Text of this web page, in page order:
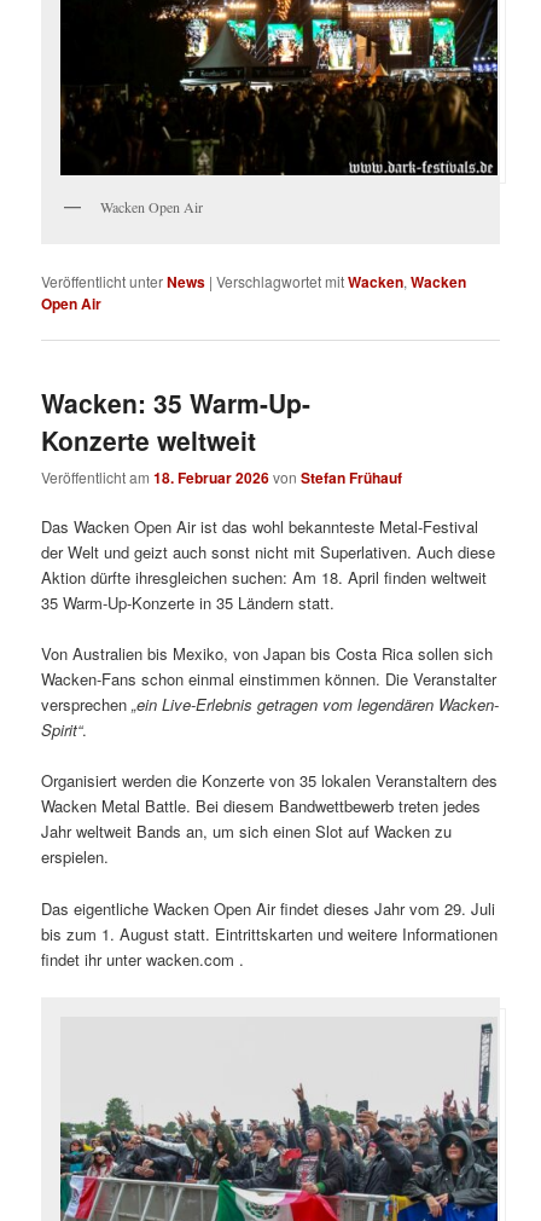
Wacken Open Air
Veröffentlicht unterNews |Verschlagwortet mitWacken,Wacken
Open Air
Wacken: 35 Warm-Up-
Konzerte weltweit
Veröffentlicht am18. Februar 2026vonStefan Frühauf
Das Wacken Open Air ist das wohl bekannteste Metal-Festival
der Welt und geizt auch sonst nicht mit Superlativen. Auch diese
Aktion dürfte ihresgleichen suchen: Am 18. April finden weltweit
35 Warm-Up-Konzerte in 35 Ländern statt.
Von Australien bis Mexiko, von Japan bis Costa Rica sollen sich
Wacken-Fans schon einmal einstimmen können. Die Veranstalter
versprechen„ein Live-Erlebnis getragen vom legendären Wacken-
Spirit“.
Organisiert werden die Konzerte von 35 lokalen Veranstaltern des
Wacken Metal Battle. Bei diesem Bandwettbewerb treten jedes
Jahr weltweit Bands an, um sich einen Slot auf Wacken zu
erspielen.
Das eigentliche Wacken Open Air findet dieses Jahr vom 29. Juli
bis zum 1. August statt. Eintrittskarten und weitere Informationen
findet ihr unter wacken.com .